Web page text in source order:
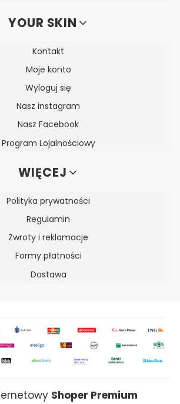
YOUR SKIN
Kontakt
Moje konto
Wyloguj się
Nasz instagram
Nasz Facebook
Program Lojalnościowy
WIĘCEJ
Polityka prywatności
Regulamin
Zwroty i reklamacje
Formy płatności
Dostawa
Shoper Premium